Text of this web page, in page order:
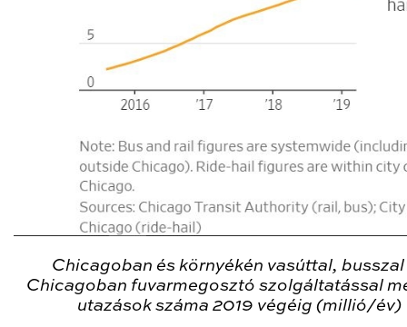
Chicagoban és környékén vasúttal, busszal
Chicagoban fuvarmegosztó szolgáltatással
utazások száma 2019 végéig (millió/év)